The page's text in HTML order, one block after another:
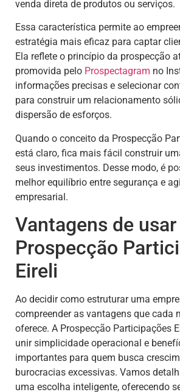
venda direta de produtos ou serviços.
Essa característica permite ao
estratégia mais eficaz para captar
Ela reflete o princípio da prospecção
promovida pelo Prospectagram no
informações precisas e selecionar
para construir um relacionamento
dispersão de esforços.
Quando o conceito da Prospecção
está claro, fica mais fácil construir
seus investimentos. Desse modo, é
melhor equilíbrio entre segurança e
empresarial.
Vantagens de usar
Prospecção
Eireli
Ao decidir como estruturar uma
compreender as vantagens que cada
oferece. A Prospecção Participações
unir simplicidade operacional e
importantes para quem busca
burocracias excessivas. Vamos
uma escolha inteligente, oferecendo